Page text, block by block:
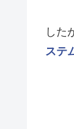
した
ステ